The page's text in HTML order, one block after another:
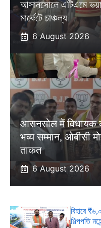
আসানসোলে এটিএমে
মার্কেটে চাঞ্চল্য
6 August 2026
आसनसोल में विधायक
भव्य सम्मान, ओबीसी
ताकत
6 August 2026
বিহারে
শিল্পপতি